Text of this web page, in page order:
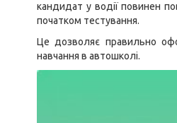
кандидат у водії повинен
початком тестування.
Це дозволяє правильно
навчання в автошколі.